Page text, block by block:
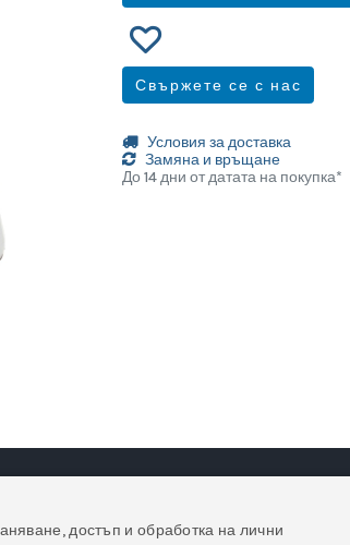
Свържете се с нас
Условия за доставка
Замяна и връщане
До 14 дни от датата на покупка*
достъп и обработка на лични